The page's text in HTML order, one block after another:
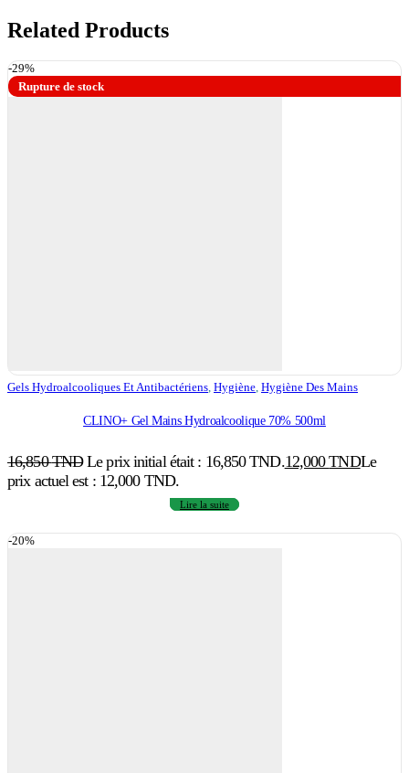
Related Products
-29%
Rupture de stock
Gels Hydroalcooliques Et Antibactériens, Hygiène, Hygiène Des Mains
CLINO+ Gel Mains Hydroalcoolique 70% 500ml
16,850TND Le prix initial était : 16,850 TND.12,000TNDLe
prix actuel est : 12,000 TND.
Lire la suite
-20%